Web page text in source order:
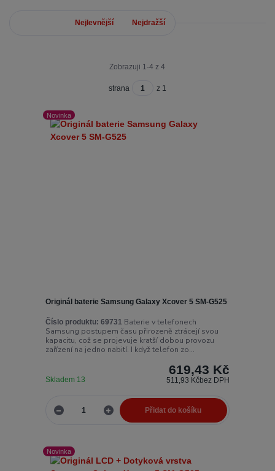
Nejlevnější Nejdražší
Zobrazuji 1-4 z 4
strana z 1
Novinka
Originál baterie Samsung Galaxy Xcover 5 SM-G525
Číslo produktu: 69731Baterie v telefonech
Samsung postupem času přirozeně ztrácejí svou
kapacitu, což se projevuje kratší dobou provozu
zařízení na jedno nabití. I když telefon zo...
619,43 Kč
511,93 Kčbez DPH
Skladem 13
Přidat do košíku
Novinka